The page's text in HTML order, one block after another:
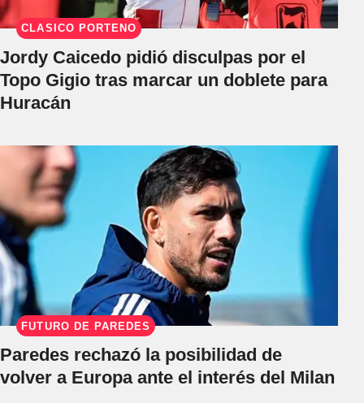
CLÁSICO PORTEÑO
Jordy Caicedo pidió disculpas por el
Topo Gigio tras marcar un doblete para
Huracán
FUTURO DE PAREDES
Paredes rechazó la posibilidad de
volver a Europa ante el interés del Milan